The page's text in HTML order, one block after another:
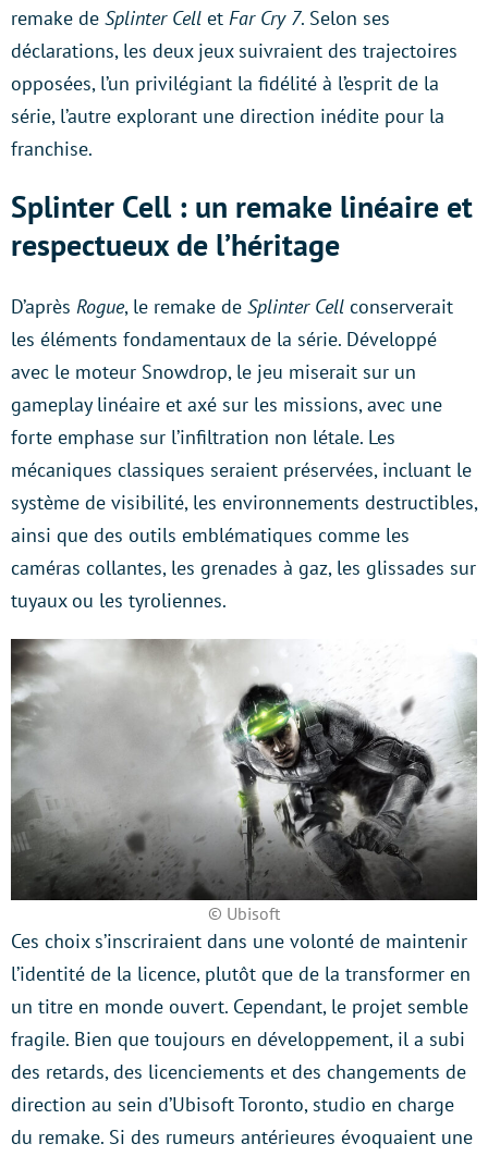
remake de Splinter Cell et Far Cry 7. Selon ses
déclarations, les deux jeux suivraient des trajectoires
opposées, l’un privilégiant la fidélité à l’esprit de la
série, l’autre explorant une direction inédite pour la
franchise.
Splinter Cell : un remake linéaire et
respectueux de l’héritage
D’après Rogue, le remake de Splinter Cell conserverait
les éléments fondamentaux de la série. Développé
avec le moteur Snowdrop, le jeu miserait sur un
gameplay linéaire et axé sur les missions, avec une
forte emphase sur l’infiltration non létale. Les
mécaniques classiques seraient préservées, incluant le
système de visibilité, les environnements destructibles,
ainsi que des outils emblématiques comme les
caméras collantes, les grenades à gaz, les glissades sur
tuyaux ou les tyroliennes.
© Ubisoft
Ces choix s’inscriraient dans une volonté de maintenir
l’identité de la licence, plutôt que de la transformer en
un titre en monde ouvert. Cependant, le projet semble
fragile. Bien que toujours en développement, il a subi
des retards, des licenciements et des changements de
direction au sein d’Ubisoft Toronto, studio en charge
du remake. Si des rumeurs antérieures évoquaient une